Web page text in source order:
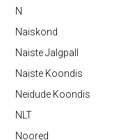
N
Naiskond
Naiste Jalgpall
Naiste Koondis
Neidude Koondis
NLT
Noored